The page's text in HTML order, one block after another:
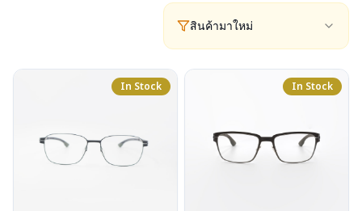
สินค้ามาใหม่
In Stock In Stock